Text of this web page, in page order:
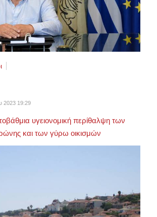
2023 19:29
υγειονομική περίθαλψη των
και των γύρω οικισμών